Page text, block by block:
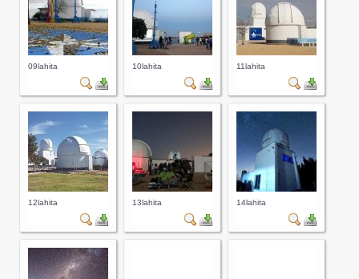
09lahita 10lahita 11lahita
12lahita 13lahita 14lahita